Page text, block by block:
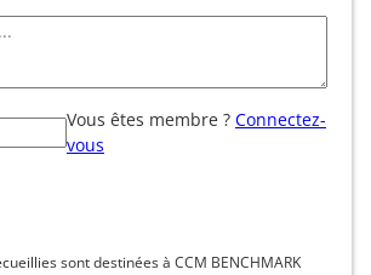
Vous êtes membre ? Connectez-
vous
sont destinées à CCM BENCHMARK